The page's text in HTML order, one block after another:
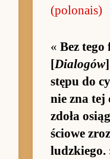
(po­lona­is)
«Bez
[Dialogów
stępu do
nie zna
zdoła
ściowe
ludz­kie­go.